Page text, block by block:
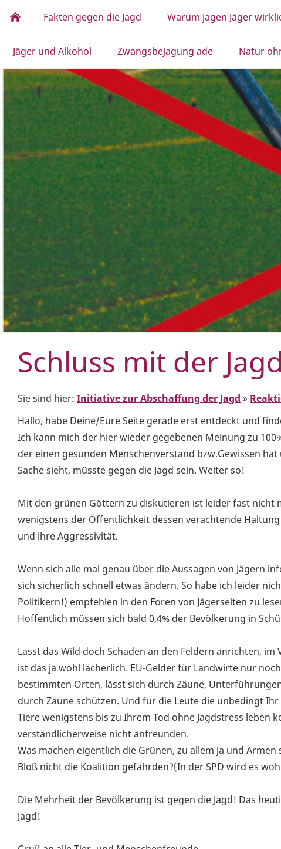
Fakten gegen die Jagd Warum jagen Jäger
Jäger und Alkohol Zwangsbejagung ade Natur
Schluss mit der
Sie sind hier: Initiative zur Abschaffung der Jagd »
Hallo, habe Deine/Eure Seite gerade erst entdeckt und
Ich kann mich der hier wieder gegebenen Meinung zu
der einen gesunden Menschenverstand bzw.Gewissen hat
Sache sieht, müsste gegen die Jagd sein. Weiter so!
Mit den grünen Göttern zu diskutieren ist leider fast nicht
wenigstens der Öffentlichkeit dessen verachtende
und ihre Aggressivität.
Wenn sich alle mal genau über die Aussagen von Jägern
sich sicherlich schnell etwas ändern. So habe ich leider
Politikern!) empfehlen in den Foren von Jägerseiten zu
Hoffentlich müssen sich bald 0,4% der Bevölkerung in
Lasst das Wild doch Schaden an den Feldern anrichten,
ist das ja wohl lächerlich. EU-Gelder für Landwirte nur
bestimmten Orten, lässt sich durch Zäune,
durch Zäune schützen. Und für die Leute die unbedingt
Tiere wenigstens bis zu Ihrem Tod ohne Jagdstress
verständlicherweise nicht anfreunden.
Was machen eigentlich die Grünen, zu allem ja und Armen
Bloß nicht die Koalition gefährden?(In der SPD wird es
Die Mehrheit der Bevölkerung ist gegen die Jagd! Das
Jagd!